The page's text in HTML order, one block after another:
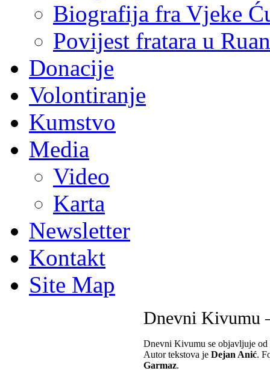
Biografija fra Vjeke
Povijest fratara u
Donacije
Volontiranje
Kumstvo
Media
Video
Karta
Newsletter
Kontakt
Site Map
Dnevni Kivumu
Dnevni Kivumu se objavljuje od
Autor tekstova je Dejan Anić.
Garmaz.